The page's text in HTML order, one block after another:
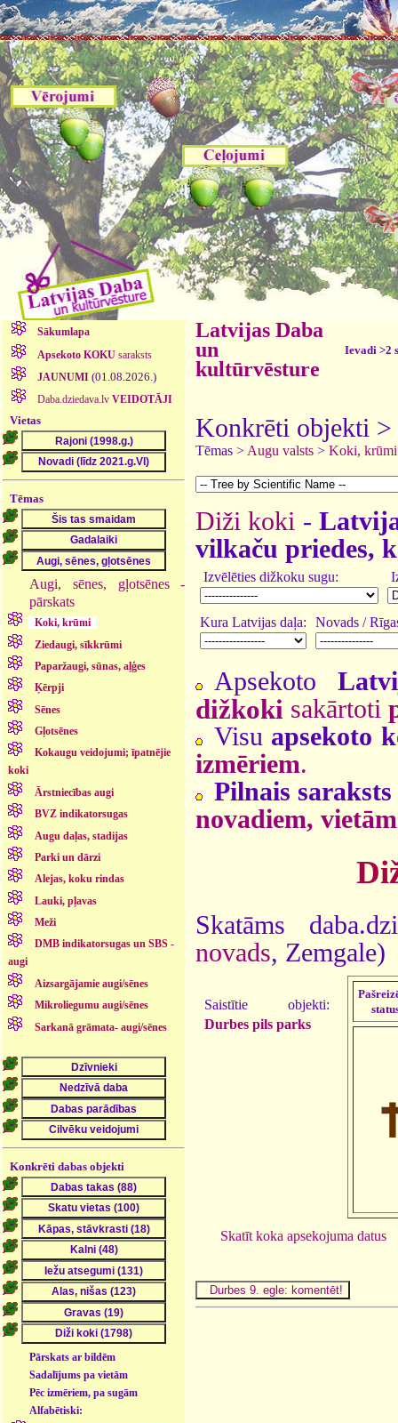
Sākumlapa
Apsekoto KOKUsaraksts
JAUNUMI (01.08.2026.)
Daba.dziedava.lv VEIDOTĀJI
Vietas
Tēmas
Augi, sēnes, gļotsēnes -
pārskats
Koki, krūmi
Ziedaugi, sīkkrūmi
Paparžaugi, sūnas, aļģes
Ķērpji
Sēnes
Gļotsēnes
Kokaugu veidojumi; īpatnējie
koki
Ārstniecības augi
BVZ indikatorsugas
Augu daļas, stadijas
Parki un dārzi
Alejas, koku rindas
Lauki, pļavas
Meži
DMB indikatorsugas un SBS -
augi
Aizsargājamie augi/sēnes
Mikroliegumu augi/sēnes
Sarkanā grāmata- augi/sēnes
Konkrēti dabas objekti
Pārskats ar bildēm
Sadalījums pa vietām
Pēc izmēriem, pa sugām
Alfabētiski:
Latvijas Daba
un
kultūrvēsture
Ievadi >2
Konkrēti objekti >
Tēmas > Augu valsts > Koki, krūmi
Diži koki -
vilkaču priedes,
Izvēlēties dižkoku sugu:
Kura Latvijas daļa: Novads /
Apsekoto
dižkoki sakārtoti
Visu apsekoto
izmēriem.
Pilnais
novadiem, vietām
Skatāms
novads, Zemgale)
Saistītie objekti:
Durbes pils parks
Skatīt koka apsekojuma datus